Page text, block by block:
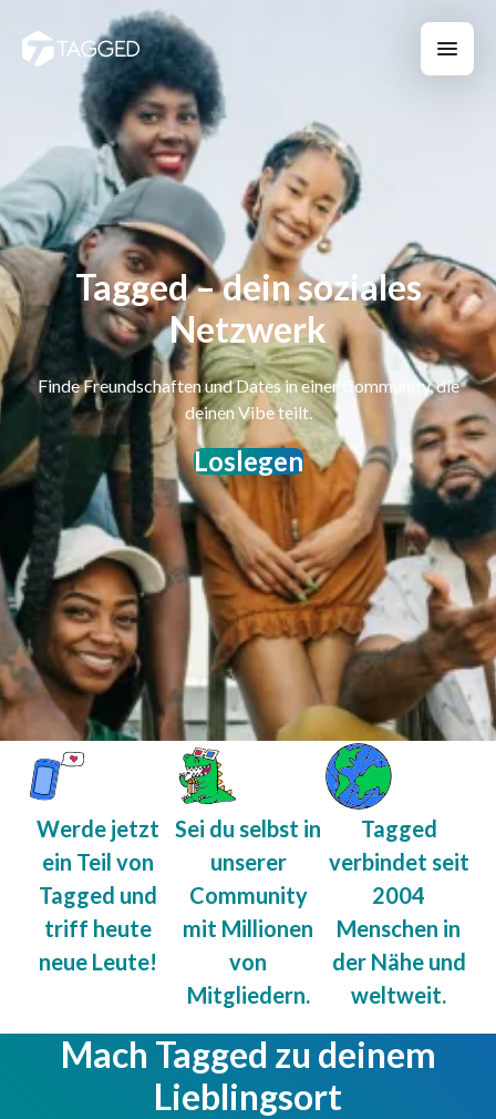
Tagged – dein soziales
Netzwerk
Finde Freundschaften und Dates in einer Community, die
deinen Vibe teilt.
Loslegen
Werde jetzt
ein Teil von
Tagged und
triff heute
neue Leute!
Sei du selbst in
unserer
Community
mit Millionen
von
Mitgliedern.
Tagged
verbindet seit
2004
Menschen in
der Nähe und
weltweit.
Mach Tagged zu deinem
Lieblingsort